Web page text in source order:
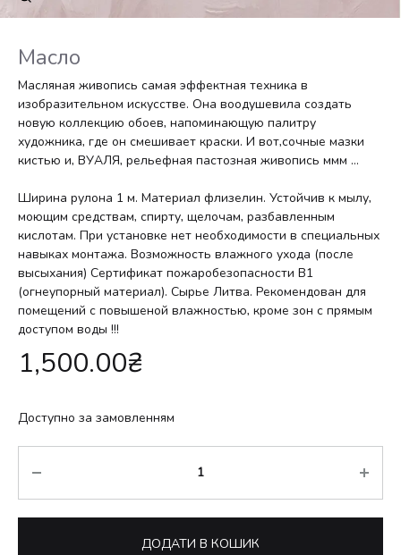
Масло
Масляная живопись самая эффектная техника в
изобразительном искусстве. Она воодушевила создать
новую коллекцию обоев, напоминающую палитру
художника, где он смешивает краски. И вот,сочные мазки
кистью и, ВУАЛЯ, рельефная пастозная живопись ммм …
Ширина рулона 1 м. Материал флизелин. Устойчив к мылу,
моющим средствам, спирту, щелочам, разбавленным
кислотам. При установке нет необходимости в специальных
навыках монтажа. Возможность влажного ухода (после
высыхания) Сертификат пожаробезопасности В1
(огнеупорный материал). Сырье Литва. Рекомендован для
помещений с повышеной влажностью, кроме зон с прямым
доступом воды !!!
1,500.00₴
Доступно за замовленням
ДОДАТИ В КОШИК